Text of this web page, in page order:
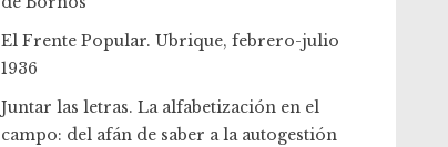
El Frente Popular. Ubrique, febrero-julio
1936
Juntar las letras. La alfabetización en el
campo: del afán de saber a la autogestión